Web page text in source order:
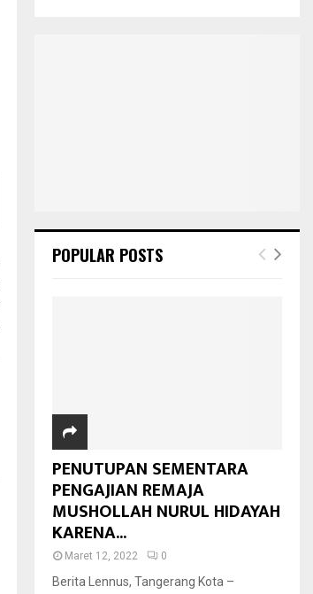
POPULAR POSTS
PENUTUPAN SEMENTARA
PENGAJIAN REMAJA
MUSHOLLAH NURUL HIDAYAH
KARENA...
Maret 12, 2022 0
Berita Lennus, Tangerang Kota –